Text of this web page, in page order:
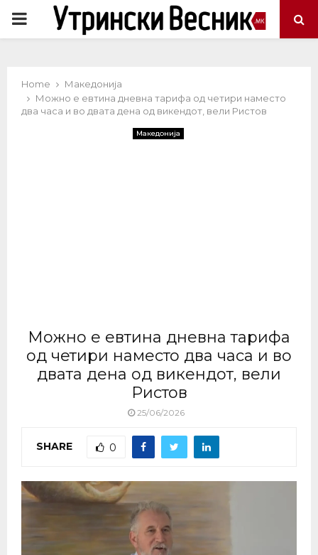
PRIMARY
Home
Македонија
Можно е евтина дневна тарифа од четири наместо
два часа и во двата дена од викендот, вели Ристов
Македонија
Можно е евтина дневна тарифа
од четири наместо два часа и во
двата дена од викендот, вели
Ристов
25/06/2026
SHARE 0